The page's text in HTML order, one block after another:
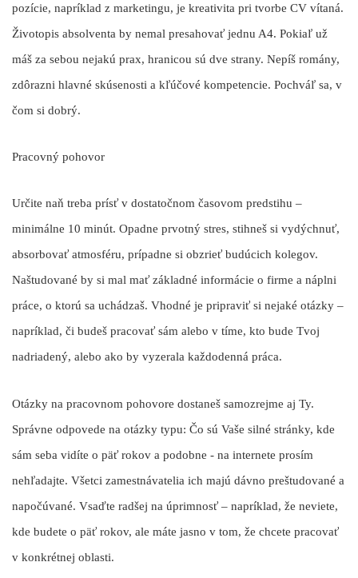
pozície, napríklad z marketingu, je kreativita pri tvorbe CV vítaná.
Životopis absolventa by nemal presahovať jednu A4. Pokiaľ už
máš za sebou nejakú prax, hranicou sú dve strany. Nepíš romány,
zdôrazni hlavné skúsenosti a kľúčové kompetencie. Pochváľ sa, v
čom si dobrý.
Pracovný pohovor
Určite naň treba prísť v dostatočnom časovom predstihu –
minimálne 10 minút. Opadne prvotný stres, stihneš si vydýchnuť,
absorbovať atmosféru, prípadne si obzrieť budúcich kolegov.
Naštudované by si mal mať základné informácie o firme a náplni
práce, o ktorú sa uchádzaš. Vhodné je pripraviť si nejaké otázky –
napríklad, či budeš pracovať sám alebo v tíme, kto bude Tvoj
nadriadený, alebo ako by vyzerala každodenná práca.
Otázky na pracovnom pohovore dostaneš samozrejme aj Ty.
Správne odpovede na otázky typu: Čo sú Vaše silné stránky, kde
sám seba vidíte o päť rokov a podobne - na internete prosím
nehľadajte. Všetci zamestnávatelia ich majú dávno preštudované a
napočúvané. Vsaďte radšej na úprimnosť – napríklad, že neviete,
kde budete o päť rokov, ale máte jasno v tom, že chcete pracovať
v konkrétnej oblasti.